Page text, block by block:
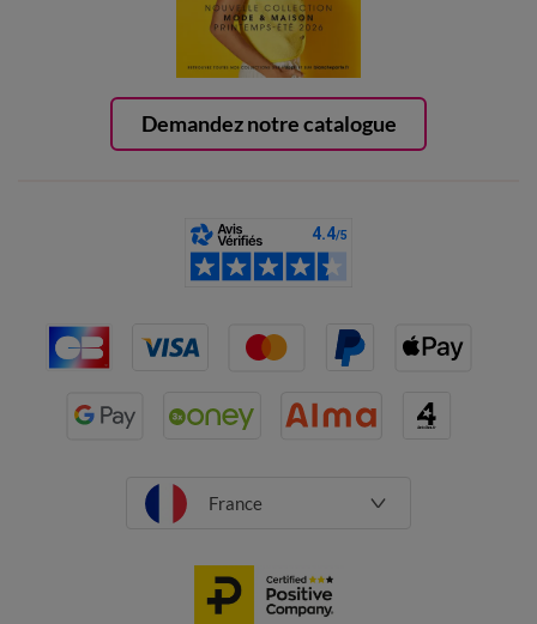
Demandez notre catalogue
France